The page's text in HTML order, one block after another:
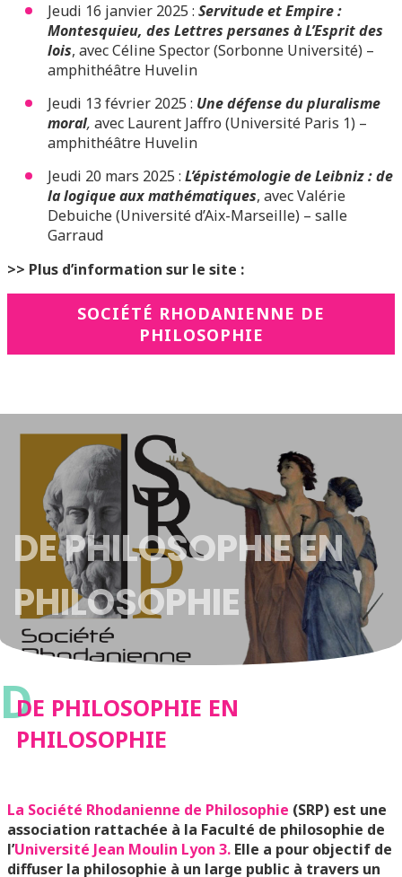
Jeudi 16 janvier 2025 : Servitude et Empire :
Montesquieu, des Lettres persanes à L’Esprit des
lois, avec Céline Spector (Sorbonne Université) –
amphithéâtre Huvelin
Jeudi 13 février 2025 : Une défense du pluralisme
moral, avec Laurent Jaffro (Université Paris 1) –
amphithéâtre Huvelin
Jeudi 20 mars 2025 : L’épistémologie de Leibniz : de
la logique aux mathématiques, avec Valérie
Debuiche (Université d’Aix-Marseille) – salle
Garraud
>> Plus d’information sur le site :
SOCIÉTÉ RHODANIENNE DE
PHILOSOPHIE
DE PHILOSOPHIE EN
PHILOSOPHIE
DDE PHILOSOPHIE EN
PHILOSOPHIE
La Société Rhodanienne de Philosophie (SRP) est une
association rattachée à la Faculté de philosophie de
l’Université Jean Moulin Lyon 3. Elle a pour objectif de
diffuser la philosophie à un large public à travers un